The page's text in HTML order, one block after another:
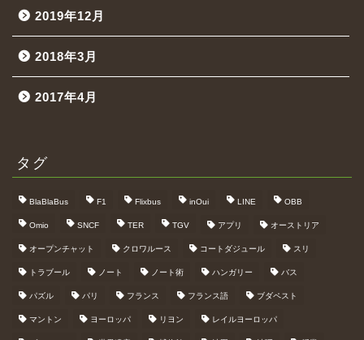
2019年12月
2018年3月
2017年4月
タグ
BlaBlaBus F1 Flixbus inOui LINE OBB
Omio SNCF TER TGV アプリ オーストリア
オープンチャット クロワルース コートダジュール スリ
トラブール ノート ノート術 ハンガリー バス
パズル パリ フランス フランス語 ブダペスト
マントン ヨーロッパ リヨン レイルヨーロッパ